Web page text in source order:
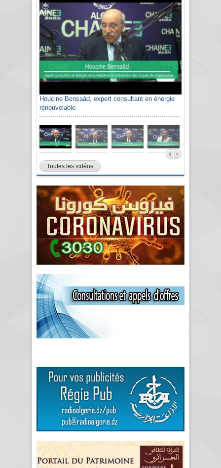
Houcine Bensaâd, expert consultant en énergie
renouvelable
Toutes les vidéos